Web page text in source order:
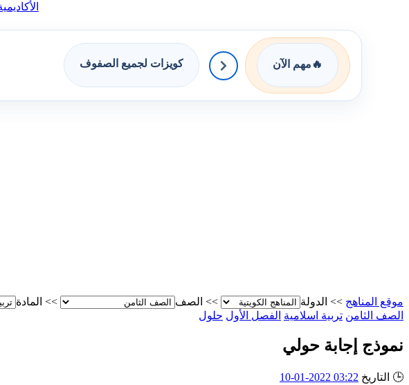
🔥 مهم الآن كويزات لجميع الصفوف
موقع المناهج >> الدولة >> الصف >> المادة
الصف الثامن تربية اسلامية الفصل الأول حلول
نموذج إجابة حولي
🕒 التاريخ 03:22 2022-01-10